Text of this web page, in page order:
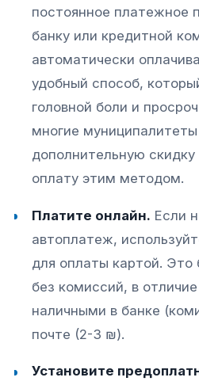
постоянное платежное
банку или кредитной
автоматически
удобный способ,
головной боли и
многие
дополнительную скидку
оплату этим методом.
Платите онлайн. Если
автоплатеж,
для оплаты картой. Это
без комиссий, в
наличными в банке
почте (2-3 ₪).
Установите